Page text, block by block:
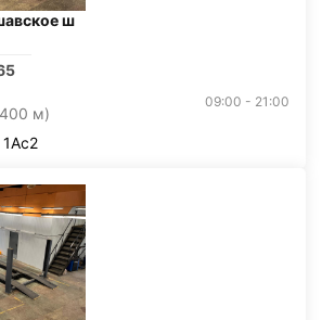
ш
м)
09:00 - 21:00
1Ас2